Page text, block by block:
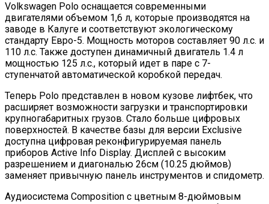
Volkswagen Polo оснащается современными
двигателями объемом 1,6 л, которые производятся на
заводе в Калуге и соответствуют экологическому
стандарту Евро-5. Мощность моторов составляет 90 л.с. и
110 л.с. Также доступен динамичный двигатель 1.4 л
мощностью 125 л.с., который идет в паре с 7-
ступенчатой автоматической коробкой передач.
Теперь Polo представлен в новом кузове лифтбек, что
расширяет возможности загрузки и транспортировки
крупногабаритных грузов. Стало больше цифровых
поверхностей. В качестве базы для версии Exclusive
доступна цифровая реконфигурируемая панель
приборов Active Info Display. Дисплей с высоким
разрешением и диагональю 26см (10.25 дюймов)
заменяет привычную панель инструментов и спидометр.
Аудиосистема Composition c цветным 8-дюймовым